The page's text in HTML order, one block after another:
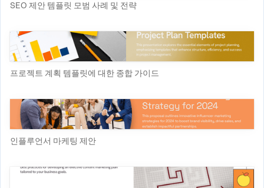
SEO 제안 템플릿 모범 사례 및 전략
프로젝트 계획 템플릿에 대한 종합 가이드
인플루언서 마케팅 제안